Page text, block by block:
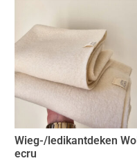
Wieg-/ledikantdeken Wol
ecru